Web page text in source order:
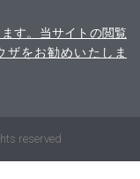
す。当サイトの閲覧
ザをお勧めいたしま
reserved